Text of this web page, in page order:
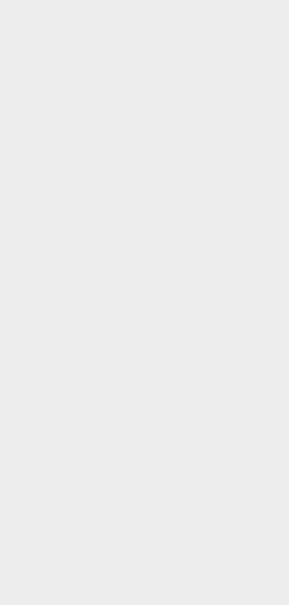
de vídeos para niños en Youtube: